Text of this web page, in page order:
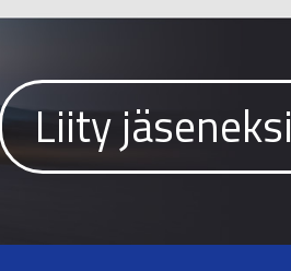
Liity jäseneksi